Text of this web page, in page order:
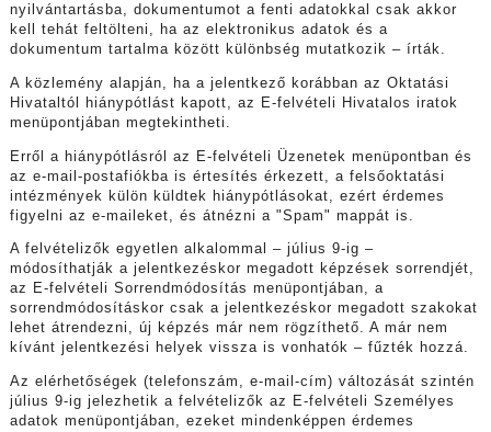
nyilvántartásba, dokumentumot a fenti adatokkal csak akkor
kell tehát feltölteni, ha az elektronikus adatok és a
dokumentum tartalma között különbség mutatkozik – írták.
A közlemény alapján, ha a jelentkező korábban az Oktatási
Hivataltól hiánypótlást kapott, az E-felvételi Hivatalos iratok
menüpontjában megtekintheti.
Erről a hiánypótlásról az E-felvételi Üzenetek menüpontban és
az e-mail-postafiókba is értesítés érkezett, a felsőoktatási
intézmények külön küldtek hiánypótlásokat, ezért érdemes
figyelni az e-maileket, és átnézni a "Spam" mappát is.
A felvételizők egyetlen alkalommal – július 9-ig –
módosíthatják a jelentkezéskor megadott képzések sorrendjét,
az E-felvételi Sorrendmódosítás menüpontjában, a
sorrendmódosításkor csak a jelentkezéskor megadott szakokat
lehet átrendezni, új képzés már nem rögzíthető. A már nem
kívánt jelentkezési helyek vissza is vonhatók – fűzték hozzá.
Az elérhetőségek (telefonszám, e-mail-cím) változását szintén
július 9-ig jelezhetik a felvételizők az E-felvételi Személyes
adatok menüpontjában, ezeket mindenképpen érdemes